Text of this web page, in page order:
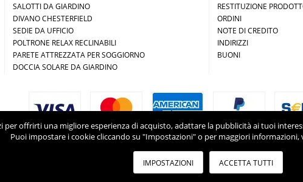
per offrirti una migliore esperienza di acquisto, adattare la pubblicità ai tuoi
Puoi impostare i cookie cliccando su "Impostazioni" o per maggiori informazioni,
IMPOSTAZIONI ACCETTA TUTTI
SALOTTI DA GIARDINO
DIVANO CHESTERFIELD
SEDIE DA UFFICIO
POLTRONE RELAX RECLINABILI
PARETE ATTREZZATA PER SOGGIORNO
DOCCIA SOLARE DA GIARDINO
RESTITUZIONE
ORDINI
NOTE DI CREDITO
INDIRIZZI
BUONI
© 2024 Froogalo - Viale Tunisia 46, 20124 Milano (Italia) - Partita IVA: